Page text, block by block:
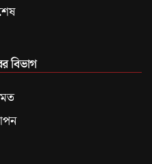
বিভাগ